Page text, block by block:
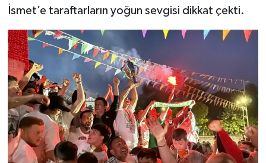
İsmet’e taraftarların yoğun sevgisi dikkat çekti.